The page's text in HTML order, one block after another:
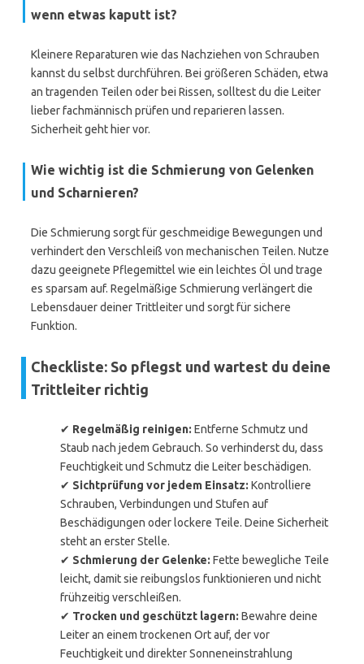
wenn etwas kaputt ist?
Kleinere Reparaturen wie das Nachziehen von Schrauben
kannst du selbst durchführen. Bei größeren Schäden, etwa
an tragenden Teilen oder bei Rissen, solltest du die Leiter
lieber fachmännisch prüfen und reparieren lassen.
Sicherheit geht hier vor.
Wie wichtig ist die Schmierung von Gelenken
und Scharnieren?
Die Schmierung sorgt für geschmeidige Bewegungen und
verhindert den Verschleiß von mechanischen Teilen. Nutze
dazu geeignete Pflegemittel wie ein leichtes Öl und trage
es sparsam auf. Regelmäßige Schmierung verlängert die
Lebensdauer deiner Trittleiter und sorgt für sichere
Funktion.
Checkliste: So pflegst und wartest du deine
Trittleiter richtig
✔ Regelmäßig reinigen: Entferne Schmutz und
Staub nach jedem Gebrauch. So verhinderst du, dass
Feuchtigkeit und Schmutz die Leiter beschädigen.
✔ Sichtprüfung vor jedem Einsatz: Kontrolliere
Schrauben, Verbindungen und Stufen auf
Beschädigungen oder lockere Teile. Deine Sicherheit
steht an erster Stelle.
✔ Schmierung der Gelenke: Fette bewegliche Teile
leicht, damit sie reibungslos funktionieren und nicht
frühzeitig verschleißen.
✔ Trocken und geschützt lagern: Bewahre deine
Leiter an einem trockenen Ort auf, der vor
Feuchtigkeit und direkter Sonneneinstrahlung